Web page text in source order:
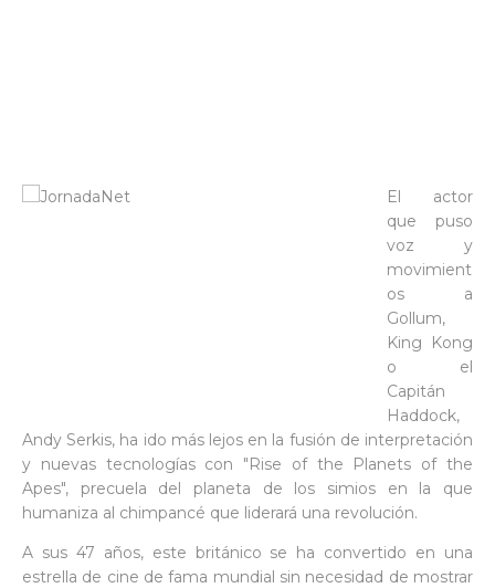
El actor
que puso
voz y
movimient
os a
Gollum,
King Kong
o el
Capitán
Haddock,
Andy Serkis, ha ido más lejos en la fusión de interpretación
y nuevas tecnologías con "Rise of the Planets of the
Apes", precuela del planeta de los simios en la que
humaniza al chimpancé que liderará una revolución.
A sus 47 años, este británico se ha convertido en una
estrella de cine de fama mundial sin necesidad de mostrar